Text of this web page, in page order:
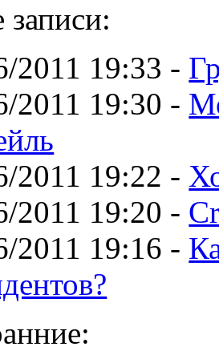
2011 19:33 -
2011 19:30 -
2011 19:22 -
2011 19:20 -
2011 19:16 -